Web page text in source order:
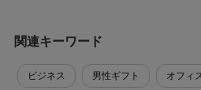
関連キーワード
ビジネス 男性ギフト オフィ